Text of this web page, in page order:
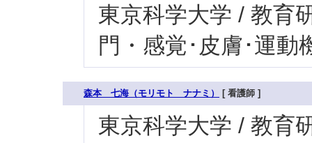
東京科学大学 / 教育
門・感覚･皮膚･運動
森本 七海（モリモト ナナミ） [ 看護師 ]
東京科学大学 / 教育